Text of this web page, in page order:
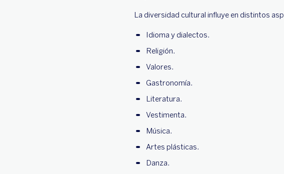
La diversidad cultural influye en distintos
Idioma y dialectos.
Religión.
Valores.
Gastronomía.
Literatura.
Vestimenta.
Música.
Artes plásticas.
Danza.